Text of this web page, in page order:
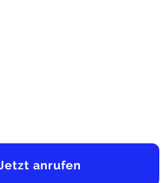
anrufen